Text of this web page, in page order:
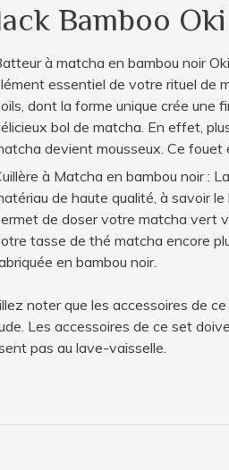
Bamboo Oki
à matcha en bambou noir
essentiel de votre rituel de
dont la forme unique crée une
bol de matcha. En effet,
devient mousseux. Ce fouet
à Matcha en bambou noir :
de haute qualité, à savoir
de doser votre matcha vert
tasse de thé matcha encore
en bambou noir.
noter que les accessoires de
Les accessoires de ce set
pas au lave-vaisselle.